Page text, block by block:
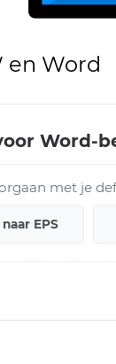
en Word
Word-
met je
EPS